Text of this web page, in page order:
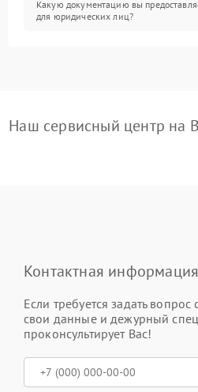
Какую документацию вы
для юридических лиц?
Наш сервисный центр на
Контактная информация
Если требуется задать вопрос
свои данные и дежурный
проконсультирует Вас!